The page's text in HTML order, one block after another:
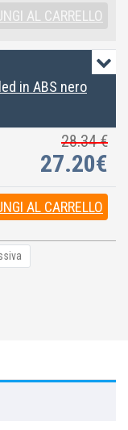
AL CARRELLO
in ABS nero
28.34 €
27.20€
AL CARRELLO